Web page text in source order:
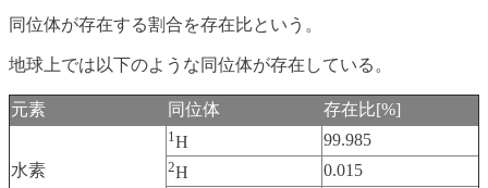
同位体が存在する割合を存在比という。
地球上では以下のような同位体が存在している。
元素 同位体 存在比[%]
水素
1H 99.985
2H 0.015